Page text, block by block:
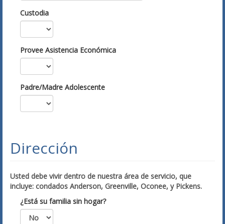
Custodia
Provee Asistencia Económica
Padre/Madre Adolescente
Dirección
Usted debe vivir dentro de nuestra área de servicio, que
incluye: condados Anderson, Greenville, Oconee, y Pickens.
¿Está su familia sin hogar?